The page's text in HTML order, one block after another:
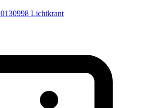
0130998 Lichtkrant